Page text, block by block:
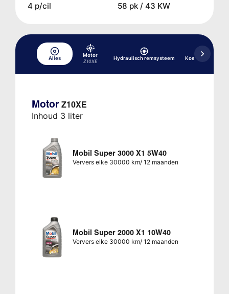
4 p/cil 58 pk / 43 KW
Alles
Motor
Z10XE
Hydraulisch remsysteem Koelsysteem
Motor Z10XE
Inhoud 3 liter
Mobil Super 3000 X1 5W40
Ververs elke 30000 km/ 12 maanden
Mobil Super 2000 X1 10W40
Ververs elke 30000 km/ 12 maanden